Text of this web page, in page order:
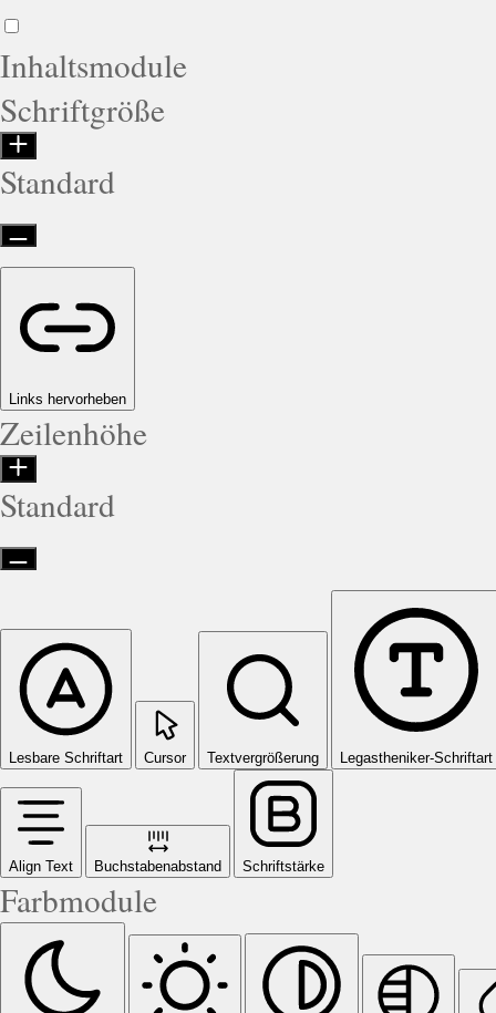
Inhaltsmodule
Schriftgröße
Standard
Links hervorheben
Zeilenhöhe
Standard
Lesbare Schriftart Cursor Textvergrößerung Legastheniker-Schriftart
Align Text Buchstabenabstand Schriftstärke
Farbmodule